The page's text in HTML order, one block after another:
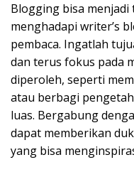
Blogging bisa
menghadapi writer’s
pembaca. Ingatlah
dan terus fokus pada
diperoleh, seperti
atau berbagi
luas. Bergabung
dapat memberikan
yang bisa